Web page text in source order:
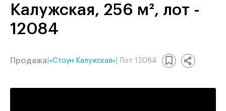
Калужская, 256 м², лот -
12084
Продажа «Стоун Калужская» | Лот 12084